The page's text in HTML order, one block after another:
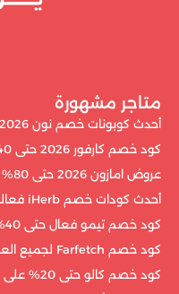
متاجر مشهورة
أحدث كوبونات خصم نون 2026 حتى 30%
كود خصم كارفور 2026 حتى 40%
عروض امازون 2026 حتى 80%
أحدث كودات خصم iHerb فعالة 100%
كود خصم تيمو فعال حتى 40%
كود خصم Farfetch لجميع العملاء حتى 50%
كود خصم كالو حتى 20% على الوجبات الصحية